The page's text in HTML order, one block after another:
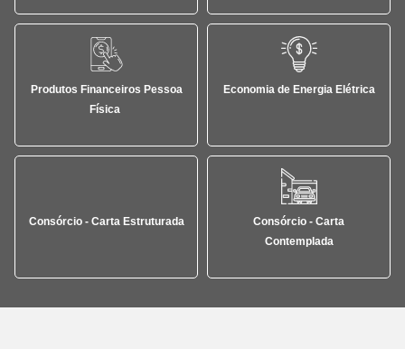
Produtos Financeiros Pessoa
Física
Economia de Energia Elétrica
Consórcio - Carta Estruturada
Consórcio - Carta
Contemplada